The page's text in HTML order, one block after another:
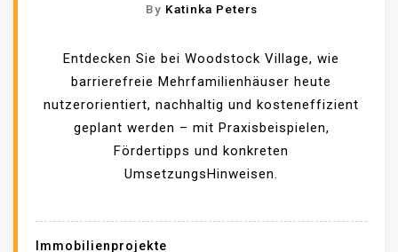
By Katinka Peters
Entdecken Sie bei Woodstock Village, wie
barrierefreie Mehrfamilienhäuser heute
nutzerorientiert, nachhaltig und kosteneffizient
geplant werden – mit Praxisbeispielen,
Fördertipps und konkreten
UmsetzungsHinweisen.
Immobilienprojekte